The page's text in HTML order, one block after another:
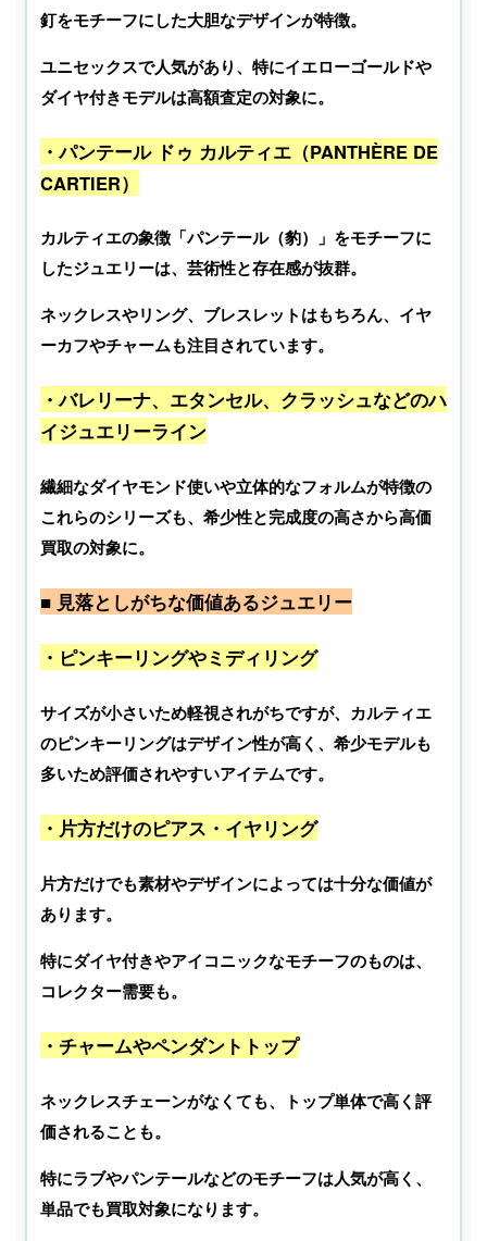
釘をモチーフにした大胆なデザインが特徴。
ユニセックスで人気があり、特にイエローゴールドや
ダイヤ付きモデルは高額査定の対象に。
・パンテール ドゥ カルティエ（PANTHÈRE DE
CARTIER）
カルティエの象徴「パンテール（豹）」をモチーフに
したジュエリーは、芸術性と存在感が抜群。
ネックレスやリング、ブレスレットはもちろん、イヤ
ーカフやチャームも注目されています。
・バレリーナ、エタンセル、クラッシュなどのハ
イジュエリーライン
繊細なダイヤモンド使いや立体的なフォルムが特徴の
これらのシリーズも、希少性と完成度の高さから高価
買取の対象に。
■ 見落としがちな価値あるジュエリー
・ピンキーリングやミディリング
サイズが小さいため軽視されがちですが、カルティエ
のピンキーリングはデザイン性が高く、希少モデルも
多いため評価されやすいアイテムです。
・片方だけのピアス・イヤリング
片方だけでも素材やデザインによっては十分な価値が
あります。
特にダイヤ付きやアイコニックなモチーフのものは、
コレクター需要も。
・チャームやペンダントトップ
ネックレスチェーンがなくても、トップ単体で高く評
価されることも。
特にラブやパンテールなどのモチーフは人気が高く、
単品でも買取対象になります。